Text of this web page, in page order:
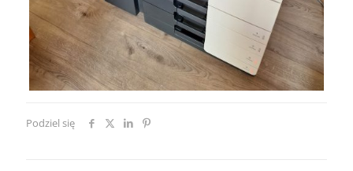
Podziel się